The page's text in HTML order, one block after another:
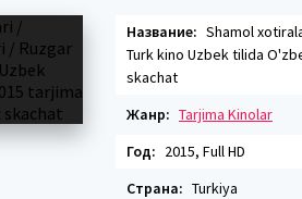
Название: Shamol
Turk kino Uzbek tilida
skachat
Жанр: Tarjima Kinolar
Год: 2015, Full HD
Страна: Turkiya